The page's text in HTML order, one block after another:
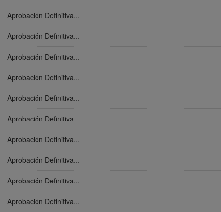
Aprobación Definitiva...
Aprobación Definitiva...
Aprobación Definitiva...
Aprobación Definitiva...
Aprobación Definitiva...
Aprobación Definitiva...
Aprobación Definitiva...
Aprobación Definitiva...
Aprobación Definitiva...
Aprobación Definitiva...